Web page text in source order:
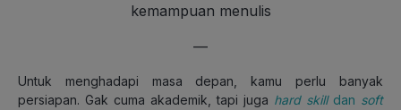
kemampuan menulis
—
Untuk menghadapi masa depan, kamu perlu banyak
persiapan. Gak cuma akademik, tapi juga hard skilldan soft